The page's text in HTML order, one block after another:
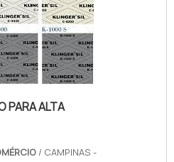
técnica
POUCO MAIS
DE TEFLON
PARA ALTA
/ CAMPINAS -